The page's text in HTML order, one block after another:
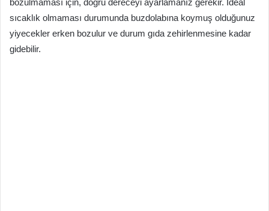
bozulmaması için, doğru dereceyi ayarlamanız gerekir. İdeal
sıcaklık olmaması durumunda buzdolabına koymuş olduğunuz
yiyecekler erken bozulur ve durum gıda zehirlenmesine kadar
gidebilir.